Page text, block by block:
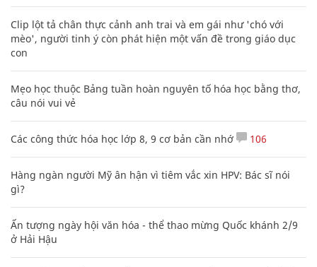
Clip lột tả chân thực cảnh anh trai và em gái như 'chó với
mèo', người tinh ý còn phát hiện một vấn đề trong giáo dục
con
Mẹo học thuộc Bảng tuần hoàn nguyên tố hóa học bằng thơ,
câu nói vui vẻ
Các công thức hóa học lớp 8, 9 cơ bản cần nhớ 106
Hàng ngàn người Mỹ ân hận vì tiêm vắc xin HPV: Bác sĩ nói
gì?
Ấn tượng ngày hội văn hóa - thể thao mừng Quốc khánh 2/9
ở Hải Hậu